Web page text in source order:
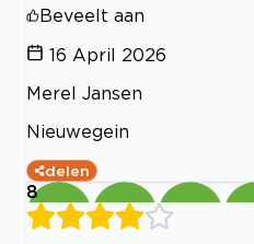
Beveelt aan
16 April 2026
Merel Jansen
Nieuwegein
delen
8